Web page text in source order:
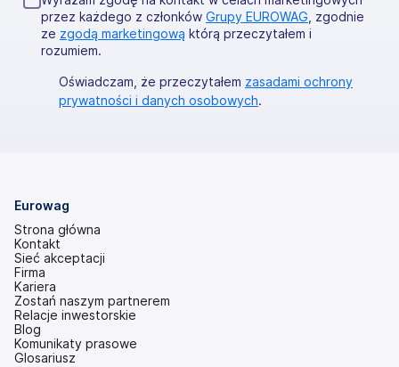
przez każdego z członków Grupy EUROWAG , zgodnie
ze zgodą marketingową którą przeczytałem i
rozumiem.
Oświadczam, że przeczytałem zasadami ochrony
prywatności i danych osobowych.
Eurowag
Strona główna
Kontakt
Sieć akceptacji
Firma
Kariera
Zostań naszym partnerem
Relacje inwestorskie
(otwiera
się
w
Blog
Komunikaty prasowe
Glosariusz